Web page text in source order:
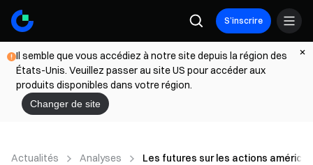
S’inscrire
Il semble que vous accédiez à notre site depuis la région des
États-Unis. Veuillez passer au site US pour accéder aux
produits disponibles dans votre région.
Changer de site
Actualités Analyses Les futures sur les actions